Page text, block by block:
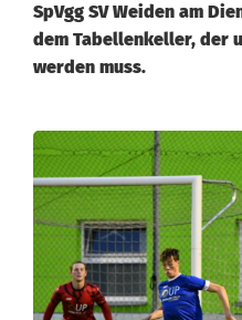
SpVgg SV Weiden am
dem Tabellenkeller, der
werden muss.
L
a
n
d